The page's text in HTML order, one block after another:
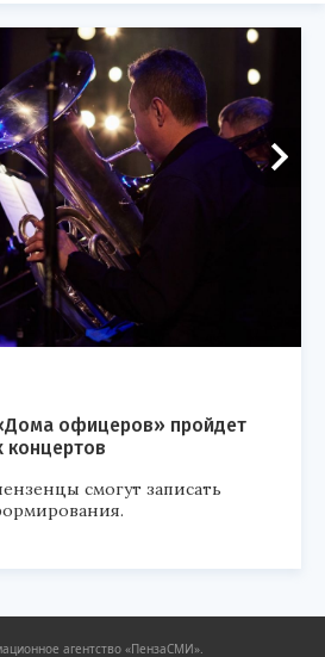
офицеров» пройдет
концертов
смогут записать
агентство «ПензаСМИ».